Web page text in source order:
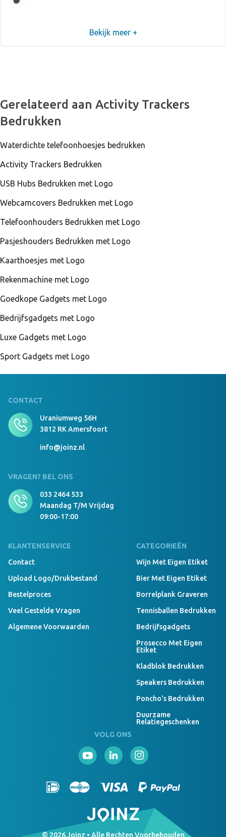
Niet voorradig, neem contact op om levertijd te
bespreken
Bekijk meer +
Gerelateerd aan Activity Trackers
Bedrukken
Waterdichte telefoonhoesjes bedrukken
Activity Trackers Bedrukken
USB Hubs Bedrukken met Logo
Webcamcovers Bedrukken met Logo
Telefoonhouders Bedrukken met Logo
Pasjeshouders Bedrukken met Logo
Kaarthoesjes met Logo
Rekenmachine met Logo
Goedkope Gadgets met Logo
Bedrijfsgadgets met Logo
Luxe Gadgets met Logo
Sport Gadgets met Logo
CONTACT
Uraniumweg 56H
3812 RK Amersfoort
info@joinz.nl
VRAGEN? BEL ONS
033 2464 533
Maandag T/m Vrijdag
09:00-17:00
KLANTENSERVICE
Contact
Upload Logo/drukbestand
Bestelproces
Veel Gestelde Vragen
Algemene Voorwaarden
CATEGORIEËN
Wijn Met Eigen Etiket
Bier Met Eigen Etiket
Borrelplank Graveren
Tennisballen Bedrukken
Bedrijfsgadgets
Prosecco Met Eigen
Etiket
Kladblok Bedrukken
Speakers Bedrukken
Poncho's Bedrukken
Duurzame
Relatiegeschenken
VOLG ONS
© 2026 Joinz • Alle Rechten Voorbehouden